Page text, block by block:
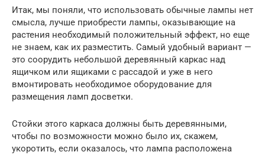
Итак, мы поняли, что использовать обычные лампы нет
смысла, лучше приобрести лампы, оказывающие на
растения необходимый положительный эффект, но еще
не знаем, как их разместить. Самый удобный вариант —
это соорудить небольшой деревянный каркас над
ящичком или ящиками с рассадой и уже в него
вмонтировать необходимое оборудование для
размещения ламп досветки.
Стойки этого каркаса должны быть деревянными,
чтобы по возможности можно было их, скажем,
укоротить, если оказалось, что лампа расположена